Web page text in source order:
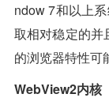
ndow 7和以上
取相对稳定的并
的浏览器特性可
WebView2内核